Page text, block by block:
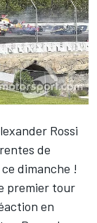
Rossi
de
dimanche !
premier tour
en